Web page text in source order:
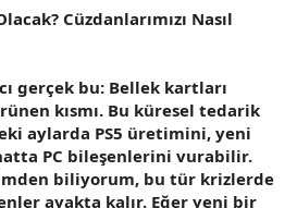
Cüzdanlarımızı Nasıl
gerçek bu: Bellek kartları
kısmı. Bu küresel tedarik
aylarda PS5 üretimini, yeni
PC bileşenlerini vurabilir.
biliyorum, bu tür krizlerde
ayakta kalır. Eğer yeni bir